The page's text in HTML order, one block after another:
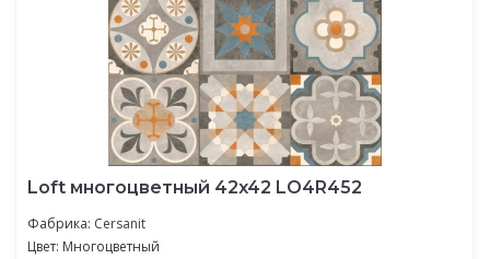
Loft многоцветный 42x42 LO4R452
Фабрика: Cersanit
Цвет: Многоцветный